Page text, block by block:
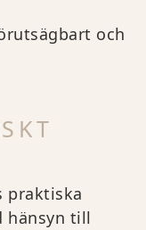
och
praktiska
hänsyn till